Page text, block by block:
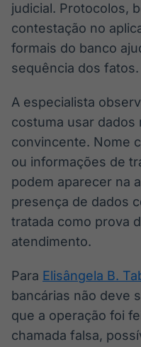
judicial. Protocolos,
contestação no
formais do banco
sequência dos fatos.
A especialista
costuma usar dados
convincente. Nome
ou informações de
podem aparecer na
presença de dados
tratada como prova
atendimento.
Para Elisângela B.
bancárias não deve
que a operação foi
chamada falsa,